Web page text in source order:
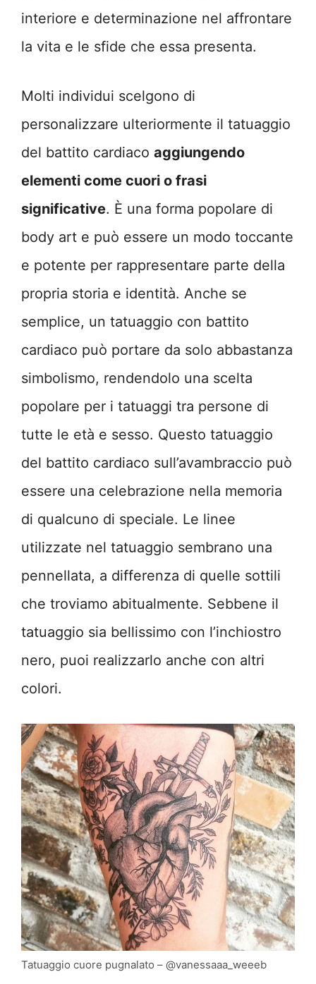
interiore e determinazione nel affrontare
la vita e le sfide che essa presenta.
Molti individui scelgono di
personalizzare ulteriormente il tatuaggio
del battito cardiaco aggiungendo
elementi come cuori o frasi
significative. È una forma popolare di
body art e può essere un modo toccante
e potente per rappresentare parte della
propria storia e identità. Anche se
semplice, un tatuaggio con battito
cardiaco può portare da solo abbastanza
simbolismo, rendendolo una scelta
popolare per i tatuaggi tra persone di
tutte le età e sesso. Questo tatuaggio
del battito cardiaco sull’avambraccio può
essere una celebrazione nella memoria
di qualcuno di speciale. Le linee
utilizzate nel tatuaggio sembrano una
pennellata, a differenza di quelle sottili
che troviamo abitualmente. Sebbene il
tatuaggio sia bellissimo con l’inchiostro
nero, puoi realizzarlo anche con altri
colori.
Tatuaggio cuore pugnalato – @vanessaaa_weeeb